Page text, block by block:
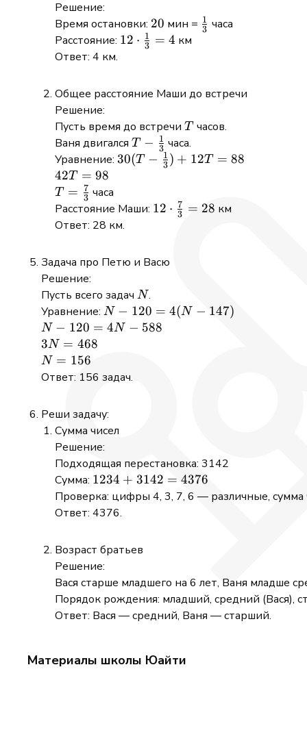
Решение:
Время остановки: 20
20 мин = \frac{1}
3
1 часа
Расстояние: 12 \cdot
12 ⋅ 3
1 = 4 км
Ответ: 4 км.
Общее расстояние Маши до встречи
Решение:
Пусть время до встречи T
T часов.
Ваня двигался T -
\frac{1}
T − 3
1 часа.
Уравнение: 30(T -
12T =
88
30(T − 3
1 ) + 12T = 88
42T
=
98
42T = 98
T =
\frac{7}
{3}
T = 3
7 часа
Расстояние Маши: 12 \cdot
12 ⋅ 3
7 = 28 км
Ответ: 28 км.
Задача про Петю и Васю
Решение:
Пусть всего задач N
N.
Уравнение: N -
120
-
N − 120 = 4(N − 147)
N -
120
=
4N
N − 120 = 4N − 588
3N
=
468
3N = 468
N
=
N = 156
Ответ: 156 задач.
Реши задачу:
Сумма чисел
Решение:
Подходящая перестановка: 3142
Сумма: 1234
+
3142
4376
1234 + 3142 = 4376
Проверка: цифры 4, 3, 7, 6 — различные, сумма
Ответ: 4376.
Возраст братьев
Решение:
Вася старше младшего на 6 лет, Ваня младше
Порядок рождения: младший, средний (Вася),
Ответ: Вася — средний, Ваня — старший.
Материалы школы Юайти